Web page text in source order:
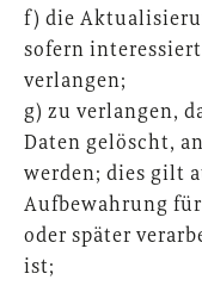
f) die
sofern
verlangen;
g) zu verlangen,
Daten gelöscht,
werden; dies gilt
Aufbewahrung
oder später
ist;